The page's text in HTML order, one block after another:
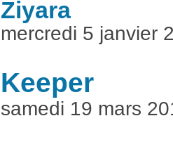
Ziyara
mercredi 5 janvier
Keeper
samedi 19 mars